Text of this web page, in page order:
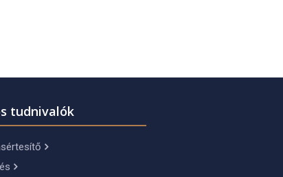
tudnivalók